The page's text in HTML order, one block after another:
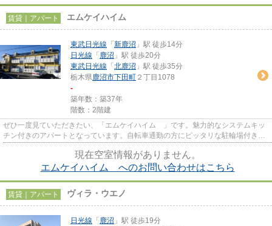
賃貸｜アパート エムケイハイム
東武日光線 「 新鹿沼 」駅 徒歩14分
日光線 「 鹿沼 」駅 徒歩20分
東武日光線 「 北鹿沼 」駅 徒歩35分
栃木県鹿沼市下田町 ２丁目1078
-
築年数：築37年
階数：2階建
ぜひ一度見ていただきたい、「エムケイハイム 」です。魅力的なシステムキッ
チン付きのアパートとなっています。自転車通勤の方にピッタリな駐輪場付きの
現在空室情報がありません。
エムケイハイム へのお問い合わせはこちら
賃貸｜アパート ヴィラ・ウエノ
日光線 「 鹿沼 」駅 徒歩19分